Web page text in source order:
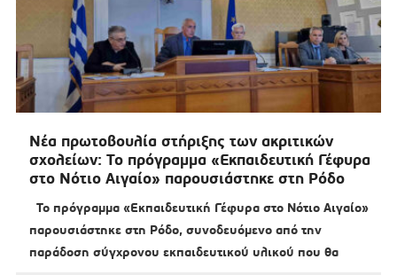
Νέα πρωτοβουλία στήριξης των ακριτικών
σχολείων: Το πρόγραμμα «Εκπαιδευτική Γέφυρα
στο Νότιο Αιγαίο» παρουσιάστηκε στη Ρόδο
Το πρόγραμμα «Εκπαιδευτική Γέφυρα στο Νότιο Αιγαίο»
παρουσιάστηκε στη Ρόδο, συνοδευόμενο από την
παράδοση σύγχρονου εκπαιδευτικού υλικού που θα